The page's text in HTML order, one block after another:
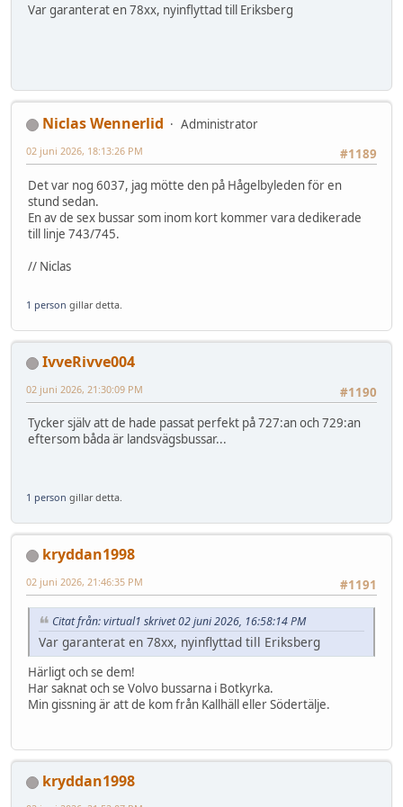
Var garanterat en 78xx, nyinflyttad till Eriksberg
Niclas Wennerlid
Administrator
#1189
02 juni 2026, 18:13:26 PM
Det var nog 6037, jag mötte den på Hågelbyleden för en
stund sedan.
En av de sex bussar som inom kort kommer vara dedikerade
till linje 743/745.
// Niclas
1 person gillar detta.
IvveRivve004
#1190
02 juni 2026, 21:30:09 PM
Tycker själv att de hade passat perfekt på 727:an och 729:an
eftersom båda är landsvägsbussar...
1 person gillar detta.
kryddan1998
#1191
02 juni 2026, 21:46:35 PM
Citat från: virtual1 skrivet 02 juni 2026, 16:58:14 PM
Var garanterat en 78xx, nyinflyttad till Eriksberg
Härligt och se dem!
Har saknat och se Volvo bussarna i Botkyrka.
Min gissning är att de kom från Kallhäll eller Södertälje.
kryddan1998